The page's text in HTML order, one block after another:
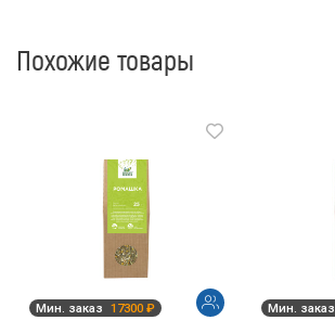
Похожие товары
Мин. заказ 17300 ₽ Мин. заказ